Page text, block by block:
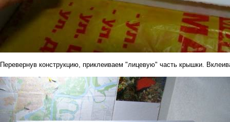
Перевернув конструкцию, приклеиваем "лицевую" часть крышки.